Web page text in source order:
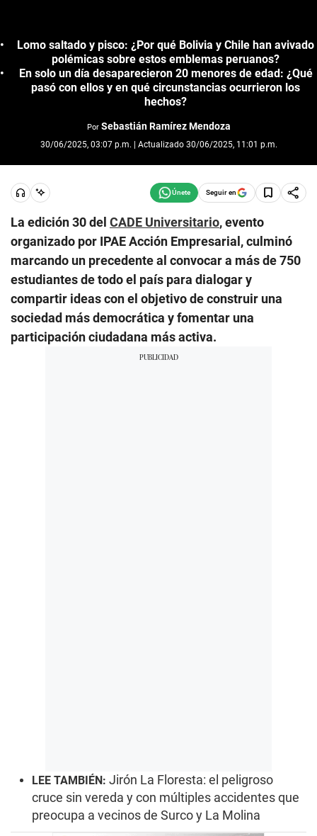
Lomo saltado y pisco: ¿Por qué Bolivia y Chile han avivado
polémicas sobre estos emblemas peruanos?
En solo un día desaparecieron 20 menores de edad: ¿Qué
pasó con ellos y en qué circunstancias ocurrieron los
hechos?
Por Sebastián Ramírez Mendoza
30/06/2025, 03:07 p.m. | Actualizado 30/06/2025, 11:01 p.m.
Seguir en
La edición 30 del CADE Universitario, evento
organizado por IPAE Acción Empresarial, culminó
marcando un precedente al convocar a más de 750
estudiantes de todo el país para dialogar y
compartir ideas con el objetivo de construir una
sociedad más democrática y fomentar una
participación ciudadana más activa.
LEE TAMBIÉN: Jirón La Floresta: el peligroso
cruce sin vereda y con múltiples accidentes que
preocupa a vecinos de Surco y La Molina